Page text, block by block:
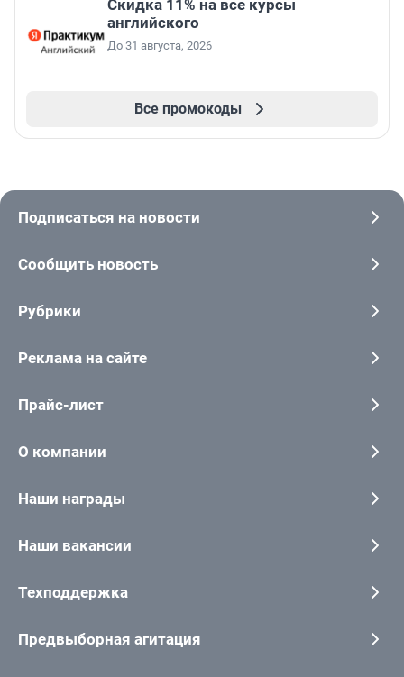
Скидка 11% на все курсы
английского
До 31 августа, 2026
Все промокоды
Подписаться на новости
Сообщить новость
Рубрики
Реклама на сайте
Прайс-лист
О компании
Наши награды
Наши вакансии
Техподдержка
Предвыборная агитация